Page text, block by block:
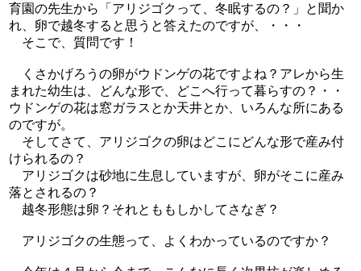
育園の先生から「アリジゴクって、冬眠するの？」と聞か
れ、卵で越冬すると思うと答えたのですが、・・・
そこで、質問です！
くさかげろうの卵がウドンゲの花ですよね？アレから生
まれた幼生は、どんな形で、どこへ行って暮らすの？・・
ウドンゲの花は窓ガラスとか天井とか、いろんな所にある
のですが。
そしてさて、アリジゴクの卵はどこにどんな形で産み付
けられるの？
アリジゴクは砂地に生息していますが、卵がそこに産み
落とされるの？
越冬形態は卵？それとももしかしてさなぎ？
アリジゴクの生態って、よくわかっているのですか？